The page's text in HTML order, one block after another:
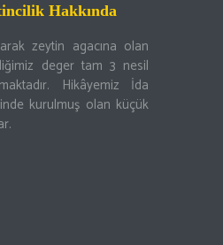
Hakkında
zeytin agacına olan
deger tam 3 nesil
Hikâyemiz İda
kurulmuş olan küçük